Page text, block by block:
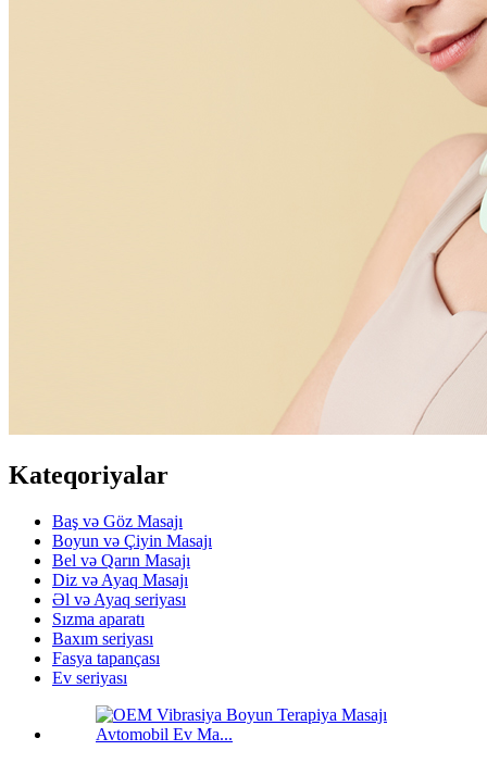
Kateqoriyalar
Baş və Göz Masajı
Boyun və Çiyin Masajı
Bel və Qarın Masajı
Diz və Ayaq Masajı
Əl və Ayaq seriyası
Sızma aparatı
Baxım seriyası
Fasya tapançası
Ev seriyası